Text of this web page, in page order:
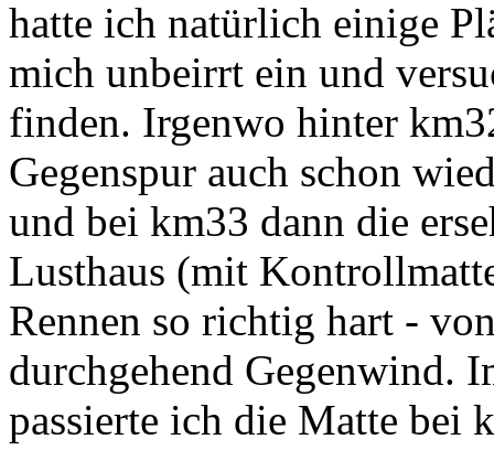
hatte ich natürlich einige
mich unbeirrt ein und
finden. Irgenwo hinter
Gegenspur auch schon
und bei km33 dann die
Lusthaus (mit
Rennen so richtig hart -
durchgehend Gegenwind.
passierte ich die Matte bei